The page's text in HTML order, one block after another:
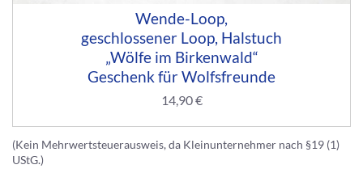
Wende-Loop,
geschlossener Loop, Halstuch
„Wölfe im Birkenwald“
Geschenk für Wolfsfreunde
14,90€
(Kein Mehrwertsteuerausweis, da Kleinunternehmer nach §19 (1)
UStG.)